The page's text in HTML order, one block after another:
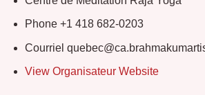
Phone +1 418 682-0203
Courriel
View Organisateur Website